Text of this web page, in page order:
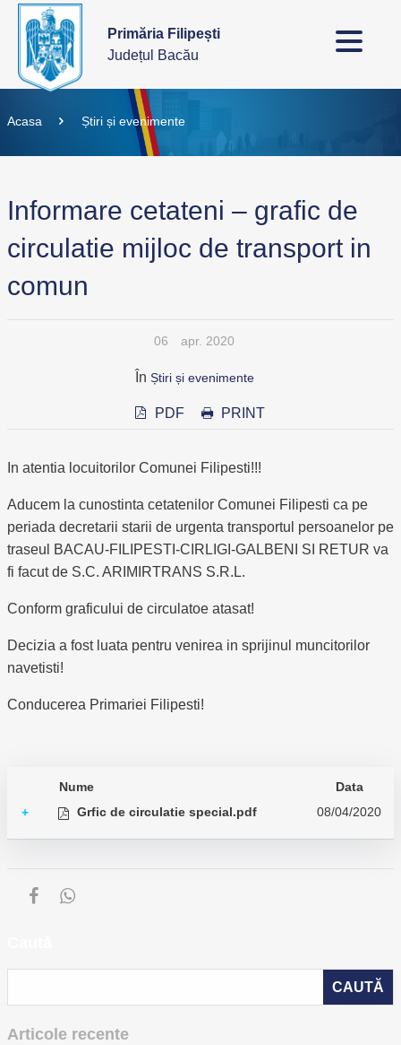
Primăria Filipești
Județul Bacău
Acasa Știri și evenimente
Informare cetateni – grafic de
circulatie mijloc de transport in
comun
06 apr. 2020
În Știri și evenimente
PDF PRINT
In atentia locuitorilor Comunei Filipesti!!!
Aducem la cunostinta cetatenilor Comunei Filipesti ca pe
periada decretarii starii de urgenta transportul persoanelor pe
traseul BACAU-FILIPESTI-CIRLIGI-GALBENI SI RETUR va
fi facut de S.C. ARIMIRTRANS S.R.L.
Conform graficului de circulatoe atasat!
Decizia a fost luata pentru venirea in sprijinul muncitorilor
navetisti!
Conducerea Primariei Filipesti!
Nume
Data
+
Grfic de circulatie special.pdf 08/04/2020
Articole recente